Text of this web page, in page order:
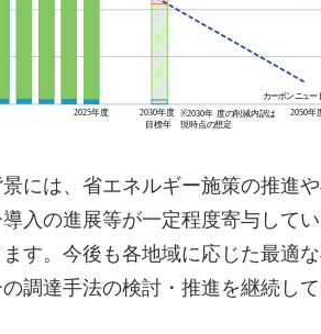
景には、省エネルギー施策の推進
入の進展等が一定程度寄与して
す。今後も各地域に応じた最適
調達手法の検討・推進を継続し